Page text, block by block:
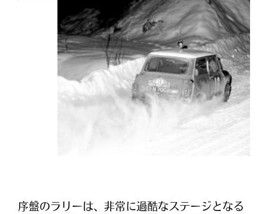
序盤のラリーは、非常に過酷なステージとなる